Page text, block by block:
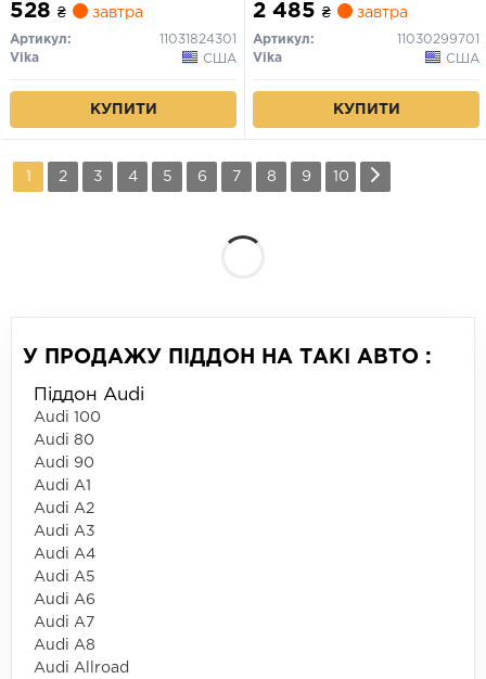
528 ₴ завтра
Артикул:
11031824301
Vika
США
КУПИТИ
2 485 ₴ завтра
Артикул:
11030299701
Vika
США
КУПИТИ
1 2 3 4 5 6 7 8 9 10
У ПРОДАЖУ ПІДДОН НА ТАКІ АВТО :
Піддон Audi
Audi 100
Audi 80
Audi 90
Audi A1
Audi A2
Audi A3
Audi A4
Audi A5
Audi A6
Audi A7
Audi A8
Audi Allroad